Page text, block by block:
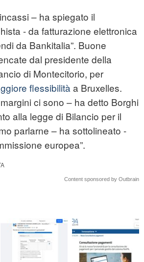
– ha spiegato il
- da fatturazione elettronica
da Bankitalia”. Buone
dal presidente della
di Montecitorio, per
flessibilità a Bruxelles.
ci sono – ha detto Borghi
alla legge di Bilancio per il
parlarne – ha sottolineato -
europea”.
Content sponsored by Outbrain